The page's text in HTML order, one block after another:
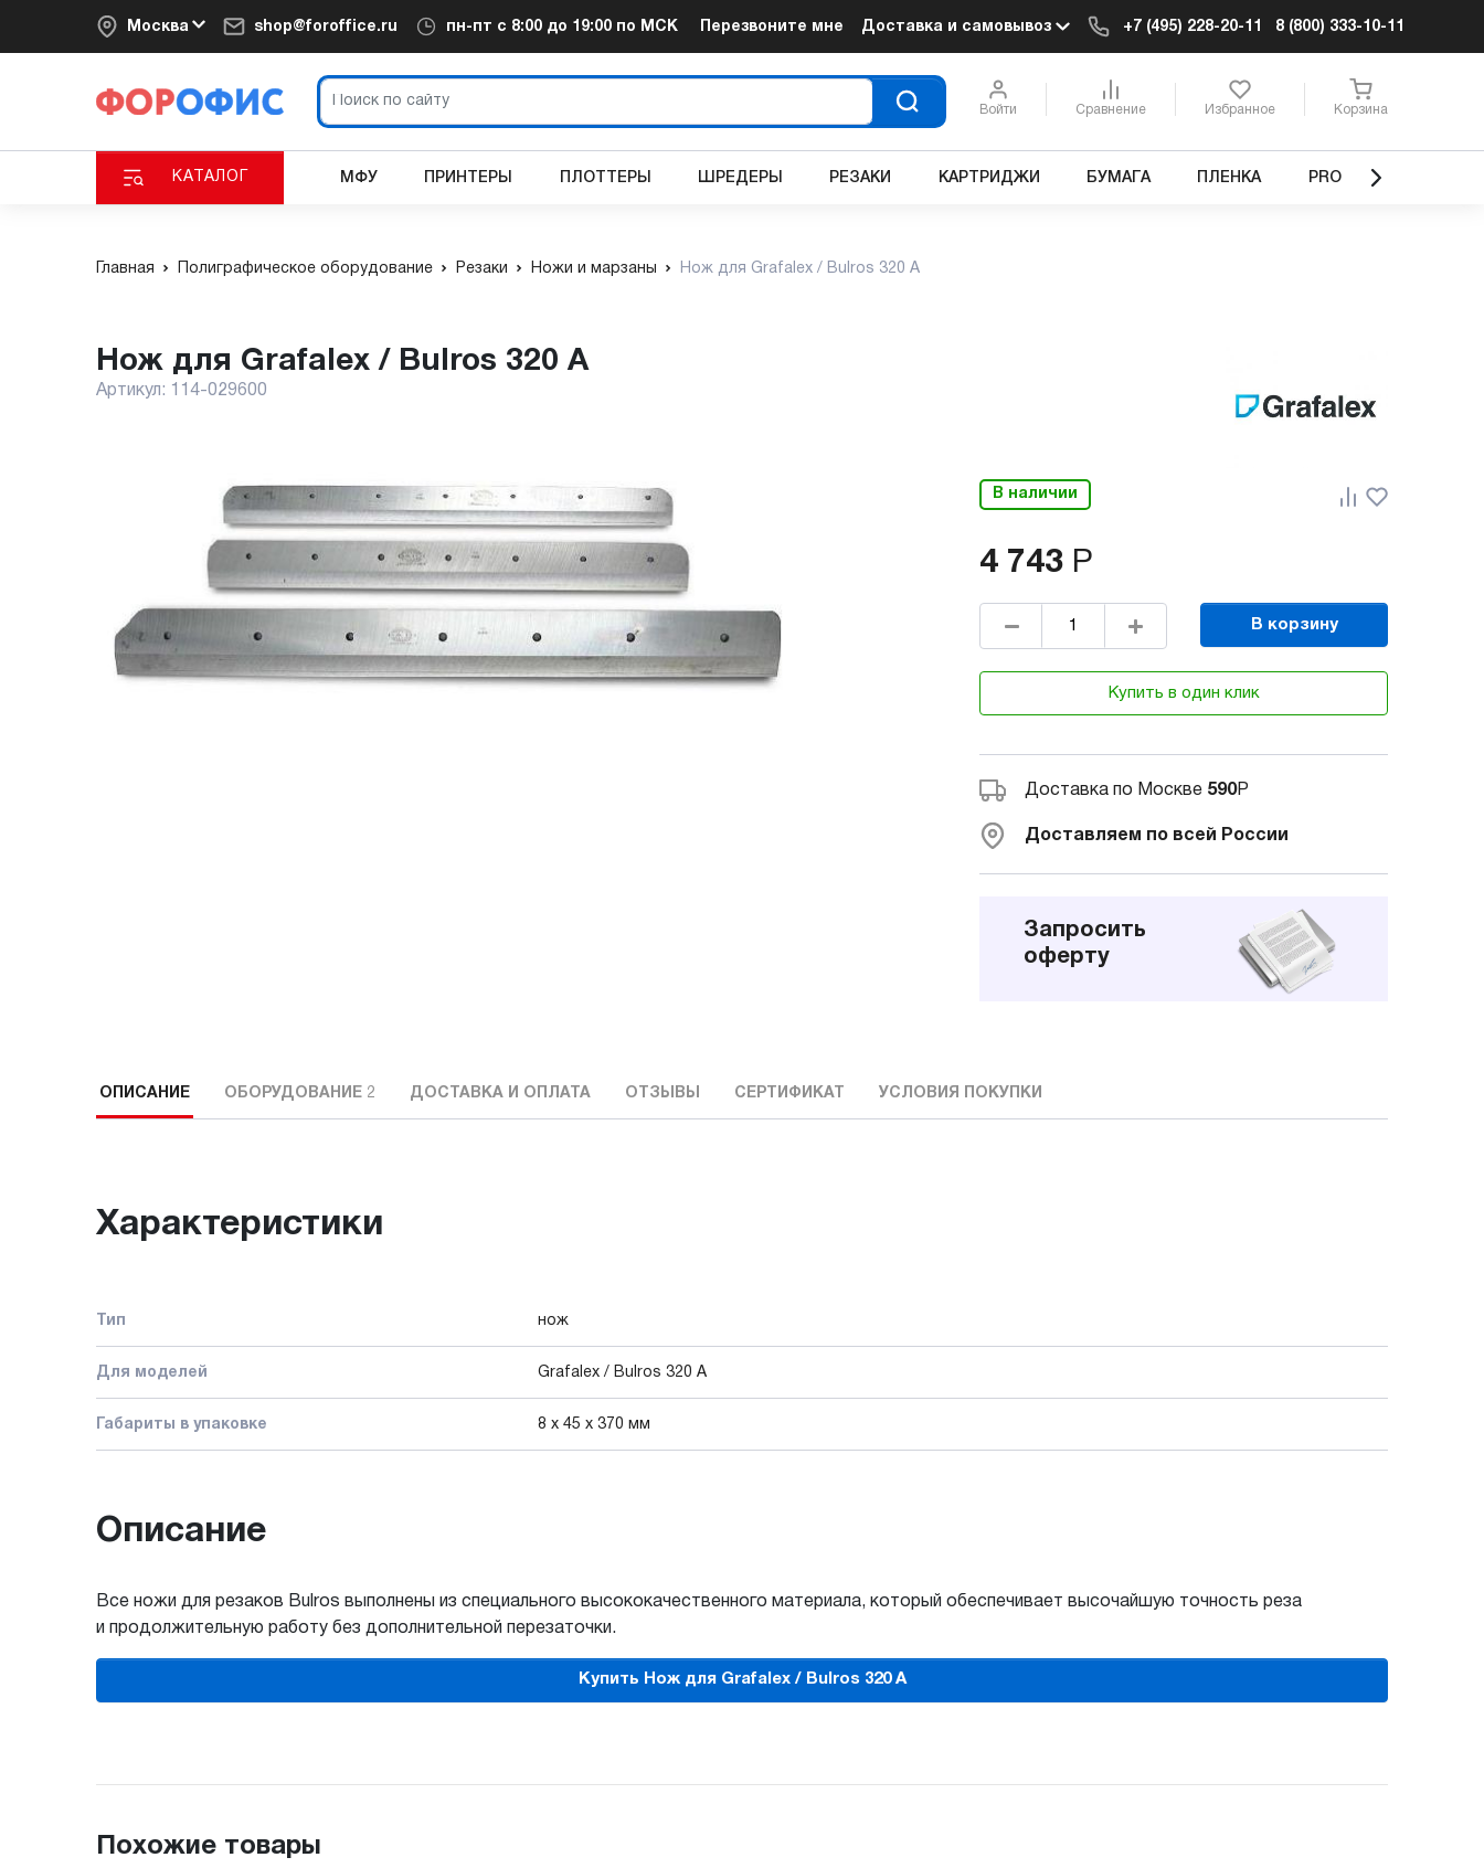
Москва shop@foroffice.ru пн-пт с 8:00 до 19:00 по МСК Перезвоните мне Доставка и самовывоз +7 (495) 228-20-11 8 (800) 333-10-11
Войти Сравнение Избранное Корзина
КАТАЛОГ МФУ ПРИНТЕРЫ ПЛОТТЕРЫ ШРЕДЕРЫ РЕЗАКИ КАРТРИДЖИ БУМАГА ПЛЕНКА PRO
Главная Полиграфическое оборудование Резаки Ножи и марзаны Нож для Grafalex / Bulros 320 A
Нож для Grafalex / Bulros 320 A
Артикул: 114-029600
В наличии
4 743 Р
В корзину
Купить в один клик
Доставка по Москве 590Р
Доставляем по всей России
Запросить
оферту
ОПИСАНИЕ ОБОРУДОВАНИЕ 2 ДОСТАВКА И ОПЛАТА ОТЗЫВЫ СЕРТИФИКАТ УСЛОВИЯ ПОКУПКИ
Характеристики
Тип нож
Для моделей Grafalex / Bulros 320 A
Габариты в упаковке 8 x 45 x 370 мм
Описание
Все ножи для резаков Bulros выполнены из специального высококачественного материала, который обеспечивает высочайшую точность реза
и продолжительную работу без дополнительной перезаточки.
Купить Нож для Grafalex / Bulros 320 A
Похожие товары